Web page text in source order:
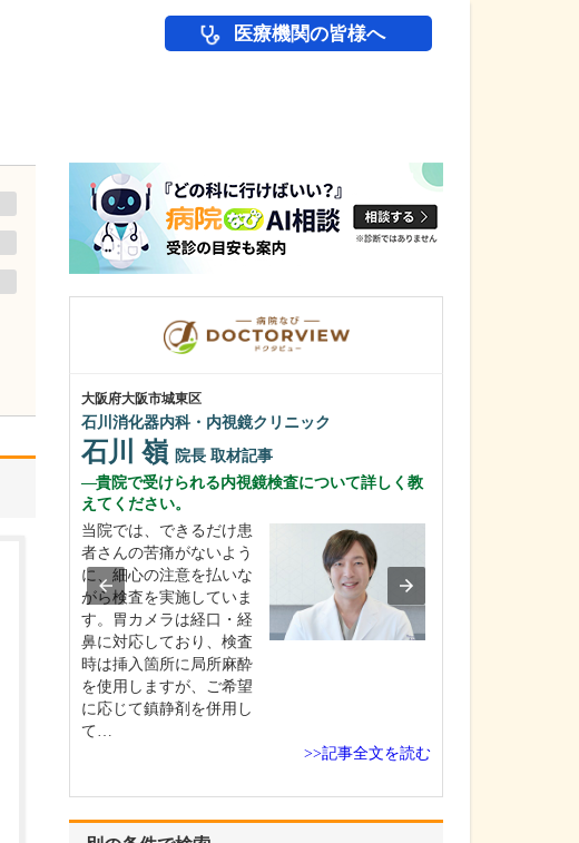
医療機関の皆様へ
大阪府大阪市城東区
石川消化器内科・内視鏡クリニック
石川 嶺 院長 取材記事
貴院で受けられる内視鏡検査について詳しく教
えてください。
当院では、できるだけ患
者さんの苦痛がないよう
に、細心の注意を払いな
がら検査を実施していま
す。胃カメラは経口・経
鼻に対応しており、検査
時は挿入箇所に局所麻酔
を使用しますが、ご希望
に応じて鎮静剤を併用し
て…
>>記事全文を読む